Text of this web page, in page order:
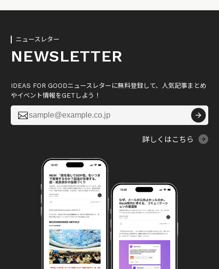
ニュースレター
NEWSLETTER
IDEAS FOR GOODニュースレターに無料登録して、人気記事まとめ
やイベント情報をGETしよう！

詳しくはこちら